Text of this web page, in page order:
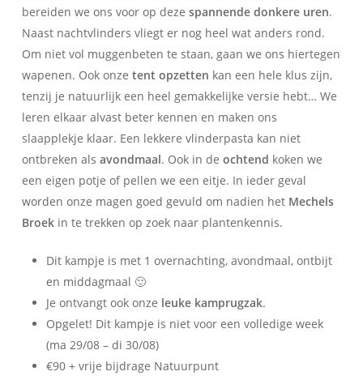
bereiden we ons voor op deze spannende donkere uren.
Naast nachtvlinders vliegt er nog heel wat anders rond.
Om niet vol muggenbeten te staan, gaan we ons hiertegen
wapenen. Ook onze tent opzetten kan een hele klus zijn,
tenzij je natuurlijk een heel gemakkelijke versie hebt… We
leren elkaar alvast beter kennen en maken ons
slaapplekje klaar. Een lekkere vlinderpasta kan niet
ontbreken als avondmaal. Ook in de ochtend koken we
een eigen potje of pellen we een eitje. In ieder geval
worden onze magen goed gevuld om nadien het Mechels
Broekin te trekken op zoek naar plantenkennis.
Dit kampje is met 1 overnachting, avondmaal, ontbijt
en middagmaal 🙂
Je ontvangt ook onze leuke kamprugzak.
Opgelet! Dit kampje is niet voor een volledige week
(ma 29/08 – di 30/08)
€90 + vrije bijdrage Natuurpunt